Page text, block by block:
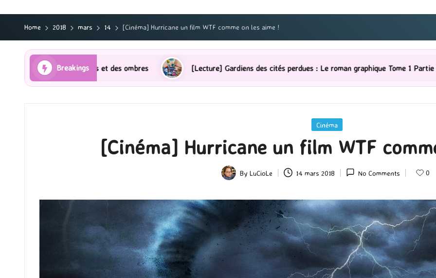
Home 2018 mars 14 [Cinéma] Hurricane un film WTF comme on les aime !
Breakings[Lecture] Gardiens des cités perdues : Le roman graphique Tome 1 Partie 2 [Série TV] The
Posted
Cinéma
[Cinéma] Hurricane un film WTF
Posted
By LuCioLe 14 mars 2018 No Comments 0